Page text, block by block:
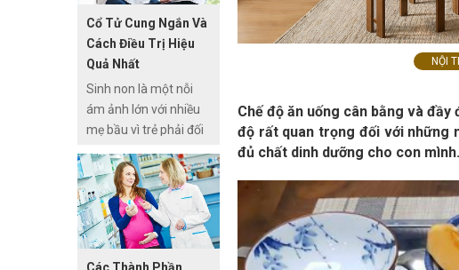
NỘI
Chế độ ăn uống cân bằng và
độ rất quan trọng đối với những
đủ chất dinh dưỡng cho con mình.
mang thai nhưng
cũng gây ra không ít
khó khăn, bất tiện cho
các mẹ. Thêm vào đó,
sưng phù có thể là tín
hiệu ban đầu của tiền
sản giật. Rất nguy
hiểm nếu không được
điều trị kịp thời.
Cổ Tử Cung Ngắn Và
Cách Điều Trị Hiệu
Quả Nhất
Sinh non là một nỗi
ám ảnh lớn với nhiều
mẹ bầu vì trẻ phải đối
mặt với nhiều nguy cơ
bệnh tật nguy hiểm,
thậm chí tử vong. Một
trong nhưng yếu tố
liên quan đến sinh non
là kích thước cổ tử